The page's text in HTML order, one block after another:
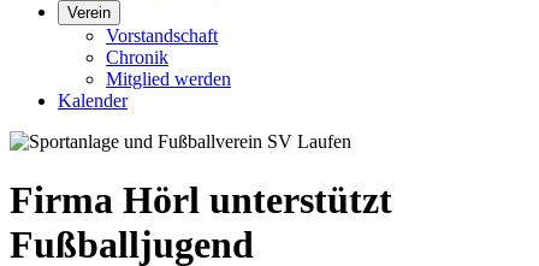
Verein
Vorstandschaft
Chronik
Mitglied werden
Kalender
Firma Hörl unterstützt
Fußballjugend